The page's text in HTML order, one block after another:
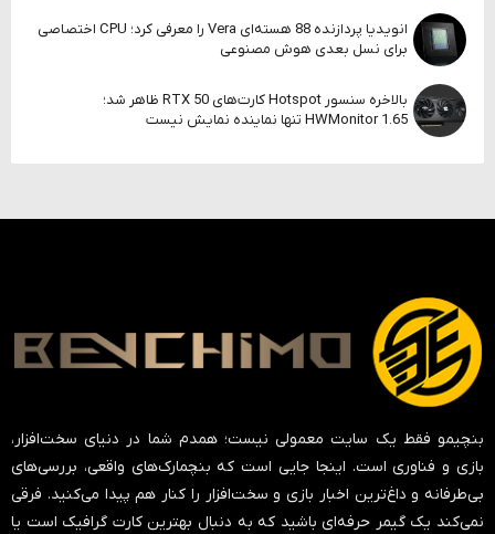
انویدیا پردازنده 88 هسته‌ای Vera را معرفی کرد؛ CPU اختصاصی
برای نسل بعدی هوش مصنوعی
بالاخره سنسور Hotspot کارت‌های RTX 50 ظاهر شد؛
HWMonitor 1.65 تنها نماینده نمایش نیست
بنچیمو فقط یک سایت معمولی نیست؛ همدم شما در دنیای سخت‌افزار،
بازی و فناوری است. اینجا جایی است که بنچمارک‌های واقعی، بررسی‌های
بی‌طرفانه و داغ‌ترین اخبار بازی و سخت‌افزار را کنار هم پیدا می‌کنید. فرقی
نمی‌کند یک گیمر حرفه‌ای باشید که به دنبال بهترین کارت گرافیک است یا